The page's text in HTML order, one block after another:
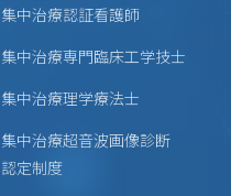
集中治療認証看護師
集中治療専門臨床工学技士
集中治療理学療法士
集中治療超音波画像診断
認定制度